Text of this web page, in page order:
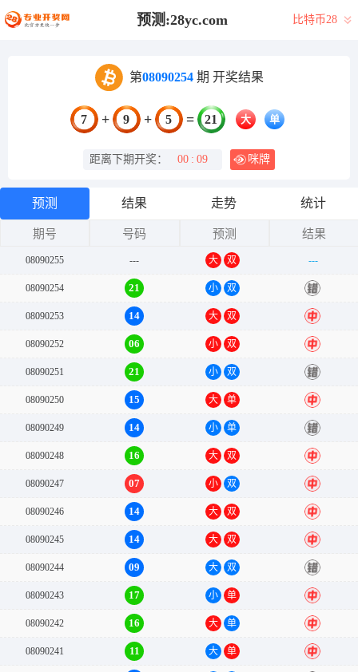
预测:28yc.com 比特币28
第08090254期 开奖结果
7 + 9 + 5 = 21 大 单
距离下期开奖： 00 : 09 咪牌
预测 结果 走势 统计
期号 号码 预测 结果
08090255 --- 大 双 ---
08090254 21 小 双 错
08090253 14 大 双 中
08090252 06 小 双 中
08090251 21 小 双 错
08090250 15 大 单 中
08090249 14 小 单 错
08090248 16 大 双 中
08090247 07 小 双 中
08090246 14 大 双 中
08090245 14 大 双 中
08090244 09 大 双 错
08090243 17 小 单 中
08090242 16 大 单 中
08090241 11 大 单 中